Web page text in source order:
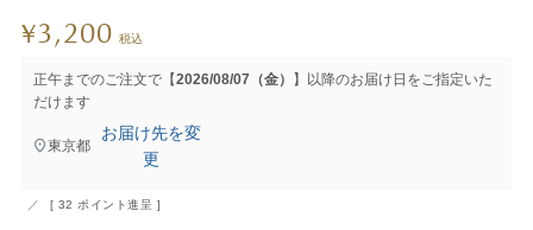
¥3,200 税込
正午までのご注文で【2026/08/07（金）
】以降のお届け日をご指定いた
だけます
東京都
お届け先を変
更
[ 32 ポイント進呈 ]